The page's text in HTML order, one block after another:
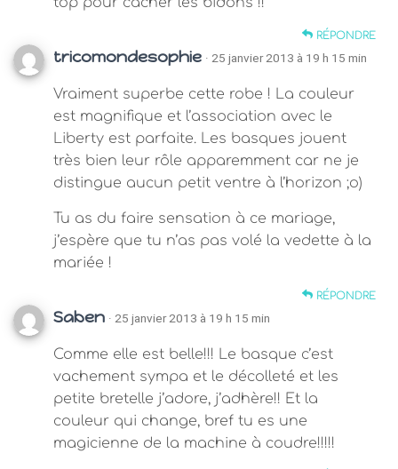
RÉPONDRE
tricomondesophie · 25 janvier 2013 à 19 h 15 min
Vraiment superbe cette robe ! La couleur
est magnifique et l’association avec le
Liberty est parfaite. Les basques jouent
très bien leur rôle apparemment car ne je
distingue aucun petit ventre à l’horizon ;o)
Tu as du faire sensation à ce mariage,
j’espère que tu n’as pas volé la vedette à la
mariée !
RÉPONDRE
Saben · 25 janvier 2013 à 19 h 15 min
Comme elle est belle!!! Le basque c’est
vachement sympa et le décolleté et les
petite bretelle j’adore, j’adhère!! Et la
couleur qui change, bref tu es une
magicienne de la machine à coudre!!!!!